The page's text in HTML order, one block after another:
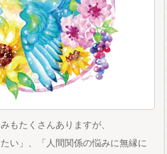
もたくさんありますが、
い」、「人間関係の悩みに無縁に